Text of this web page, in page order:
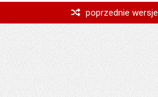
*
poprzednie wersje